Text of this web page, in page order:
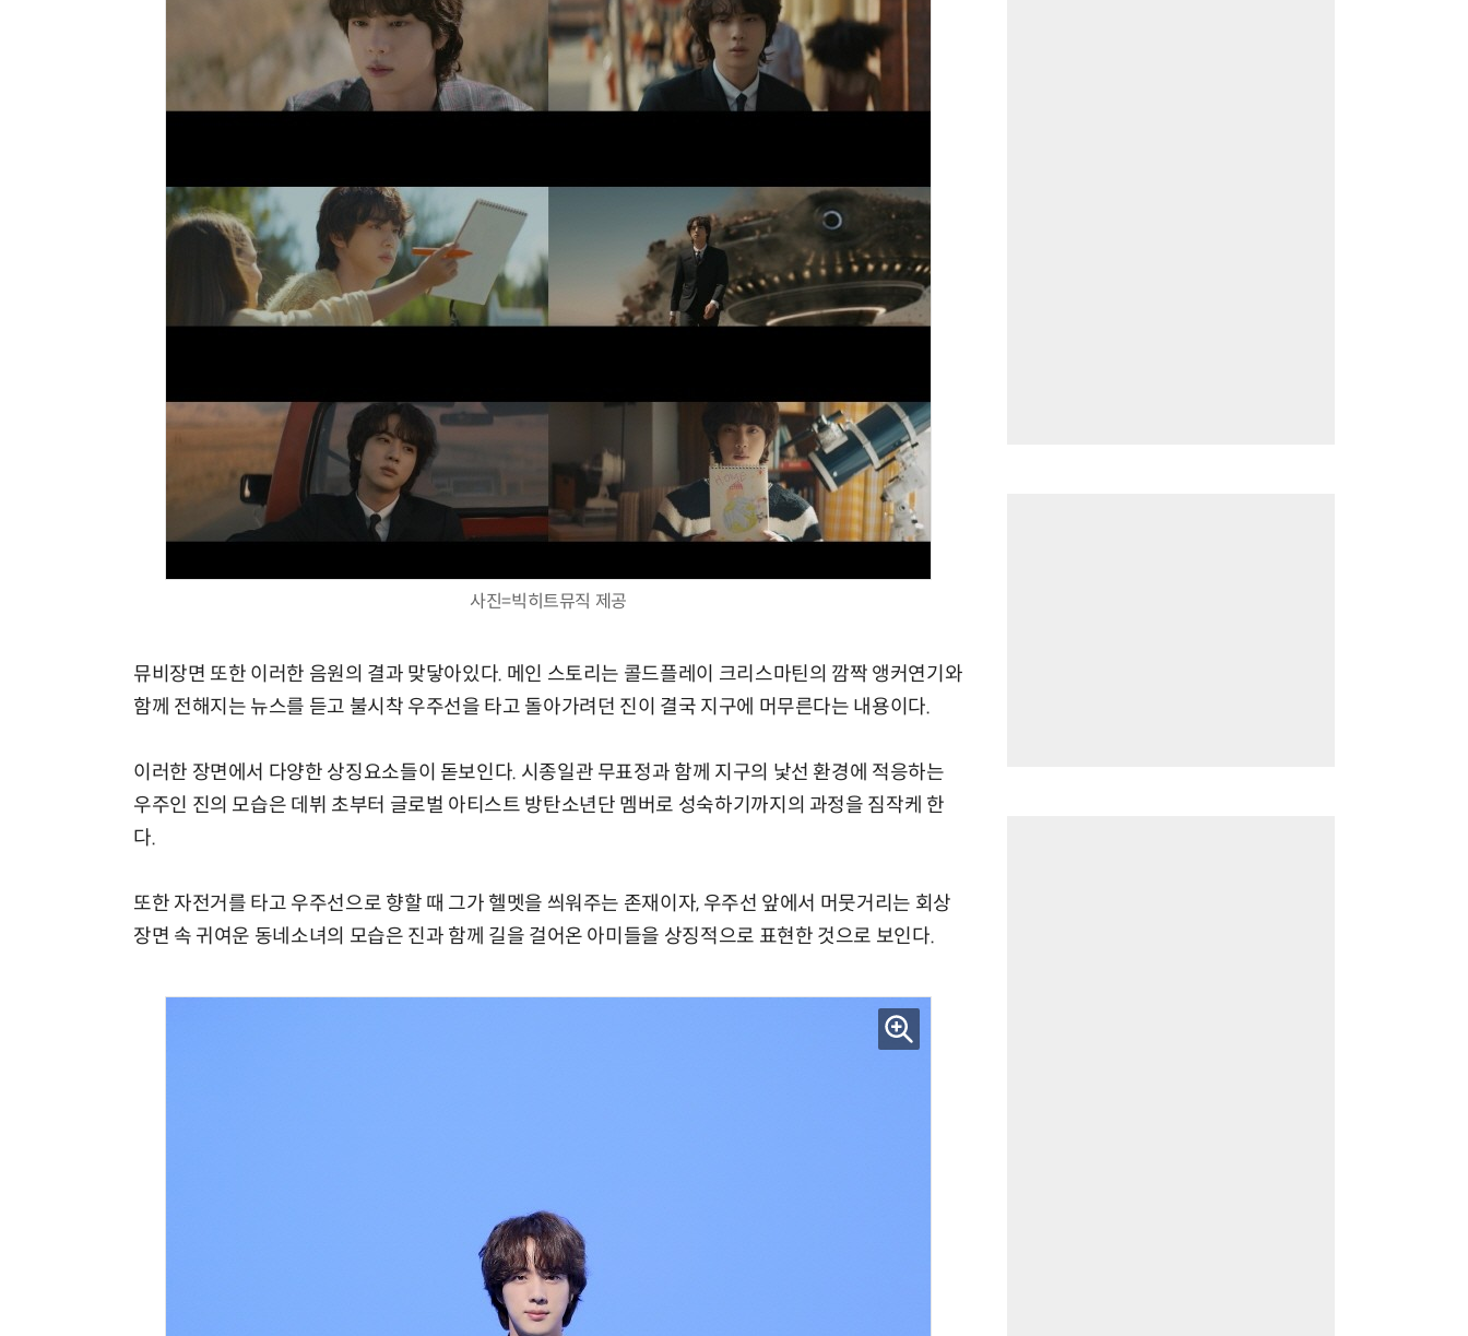
사진=빅히트뮤직 제공
뮤비장면 또한 이러한 음원의 결과 맞닿아있다. 메인 스토리는 콜드플레이 크리스마틴의 깜짝 앵커연기와
함께 전해지는 뉴스를 듣고 불시착 우주선을 타고 돌아가려던 진이 결국 지구에 머무른다는 내용이다.
이러한 장면에서 다양한 상징요소들이 돋보인다. 시종일관 무표정과 함께 지구의 낯선 환경에 적응하는
우주인 진의 모습은 데뷔 초부터 글로벌 아티스트 방탄소년단 멤버로 성숙하기까지의 과정을 짐작케 한
다.
또한 자전거를 타고 우주선으로 향할 때 그가 헬멧을 씌워주는 존재이자, 우주선 앞에서 머뭇거리는 회상
장면 속 귀여운 동네소녀의 모습은 진과 함께 길을 걸어온 아미들을 상징적으로 표현한 것으로 보인다.